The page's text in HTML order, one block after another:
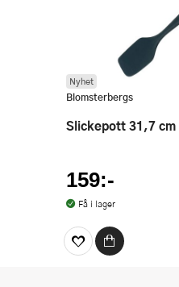
Nyhet
Blomsterbergs
Slickepott 31,7
159:-
Få i lager